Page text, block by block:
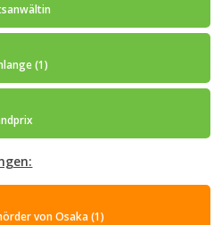
(1)
von Osaka (1)